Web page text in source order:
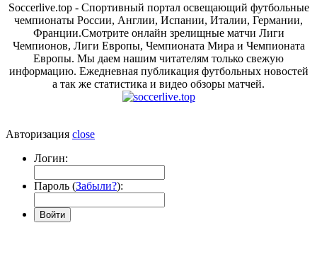
Soccerlive.top - Спортивный портал освещающий футбольные
чемпионаты России, Англии, Испании, Италии, Германии,
Франции.Смотрите онлайн зрелищные матчи Лиги
Чемпионов, Лиги Европы, Чемпионата Мира и Чемпионата
Европы. Мы даем нашим читателям только свежую
информацию. Ежедневная публикация футбольных новостей
а так же статистика и видео обзоры матчей.
Авторизация close
Логин:
Пароль (Забыли?):
Войти